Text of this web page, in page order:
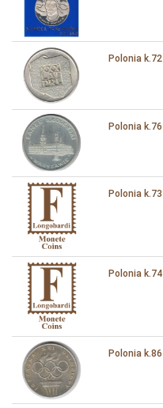
Polonia k.72
Polonia k.76
Polonia k.73
Polonia k.74
Polonia k.86